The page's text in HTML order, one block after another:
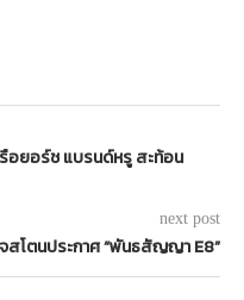
อยอร์ช แบรนด์หรู สะท้อน
next post
สโตนประกาศ “พันธสัญญา E8”